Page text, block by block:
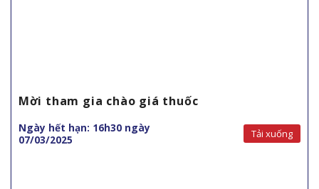
Mời tham gia chào giá thuốc
Ngày hết hạn: 16h30 ngày
07/03/2025
Tải xuống